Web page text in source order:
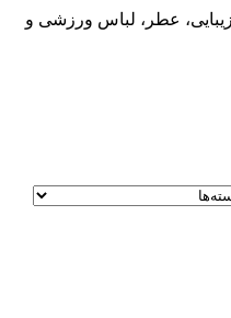
عطر، لباس ورزشی و